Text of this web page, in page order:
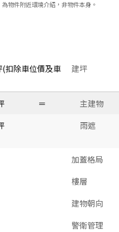
物件附近環境介紹，非物件本身。
建坪
扣除車位價及車
＝ 主建物
雨遮
加蓋格局
樓層
建物朝向
警衛管理